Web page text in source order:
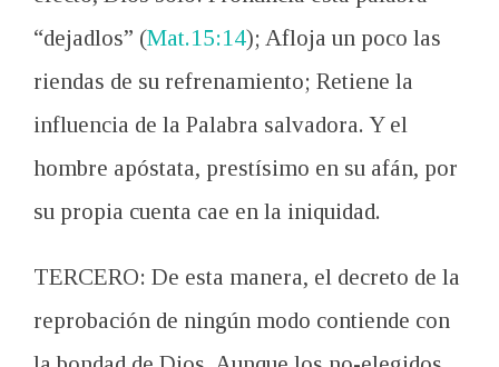
“dejadlos” (Mat.15:14); Afloja un poco las
riendas de su refrenamiento; Retiene la
influencia de la Palabra salvadora. Y el
hombre apóstata, prestísimo en su afán, por
su propia cuenta cae en la iniquidad.
TERCERO: De esta manera, el decreto de la
reprobación de ningún modo contiende con